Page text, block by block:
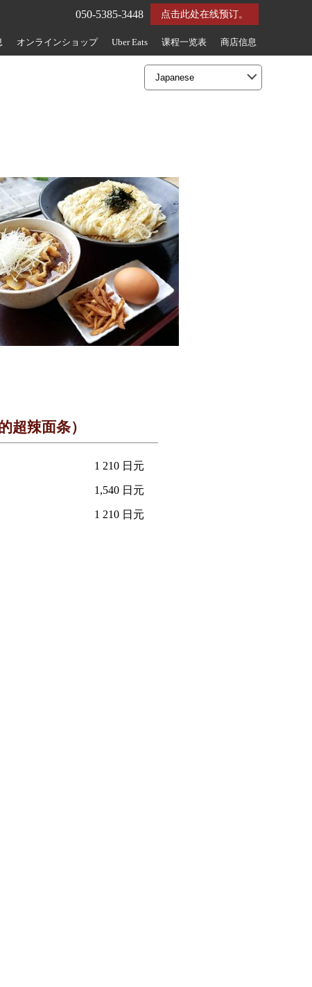
点击此处在线预订。
050-5385-3448
オンラインショップ Uber Eats 课程一览表 商店信息
超辣面条）
1 210 日元
1,540 日元
1 210 日元